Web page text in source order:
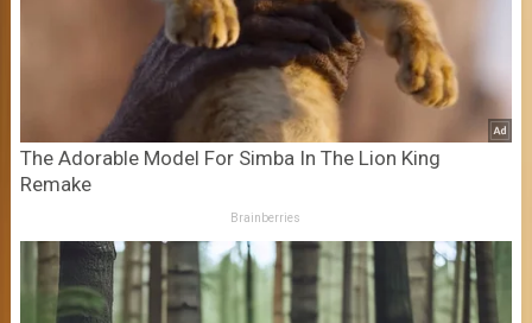
The Adorable Model For Simba In The Lion King
Remake
Brainberries